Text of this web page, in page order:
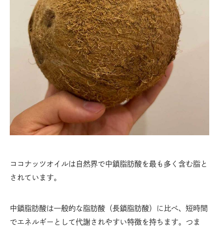
ココナッツオイルは自然界で中鎖脂肪酸を最も多く含む脂と
されています。
中鎖脂肪酸は一般的な脂肪酸（長鎖脂肪酸）に比べ、短時間
でエネルギーとして代謝されやすい特徴を持ちます。つま